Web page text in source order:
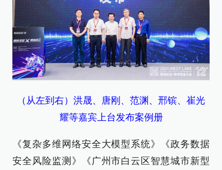
（从左到右）洪晟、唐刚、范渊、邢镔、崔光
耀等嘉宾上台发布案例册
《复杂多维网络安全大模型系统》《政务数据
安全风险监测》《广州市白云区智慧城市新型